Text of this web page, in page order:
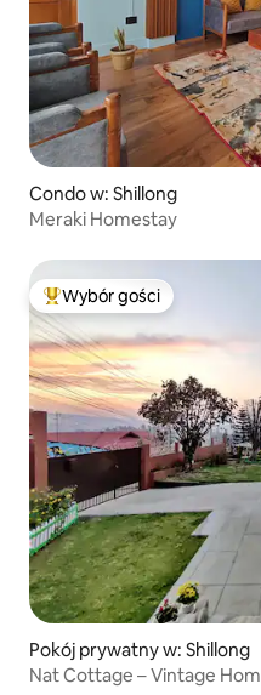
Condo w: Shillong
Meraki Homestay
Najpopularniejsze z
Wybór gości
Pokój prywatny w: Shillong
Nat Cottage – Vintage